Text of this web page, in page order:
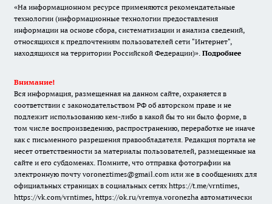
«На информационном ресурсе применяются рекомендательные
технологии (информационные технологии предоставления
информации на основе сбора, систематизации и анализа сведений,
относящихся к предпочтениям пользователей сети "Интернет",
находящихся на территории Российской Федерации)». Подробнее
Внимание!
Вся информация, размещенная на данном сайте, охраняется в
соответствии с законодательством РФ об авторском праве и не
подлежит использованию кем-либо в какой бы то ни было форме, в
том числе воспроизведению, распространению, переработке не иначе
как с письменного разрешения правообладателя. Редакция портала не
несет ответственности за материалы пользователей, размещенные на
сайте и его субдоменах. Помните, что отправка фотографии на
электронную почту voroneztimes@gmail.com или же в сообщениях для
официальных страницах в социальных сетях https://t.me/vrntimes,
https://vk.com/vrntimes, https://ok.ru/vremya.voronezha автоматически